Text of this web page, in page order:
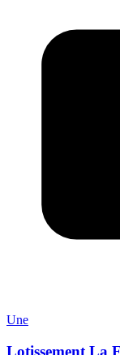
Une
Lotissement La